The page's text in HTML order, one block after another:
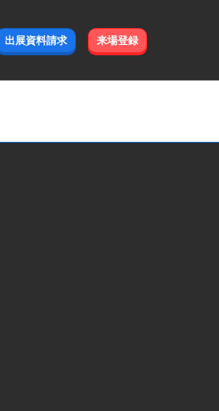
出展資料請求 来場登録